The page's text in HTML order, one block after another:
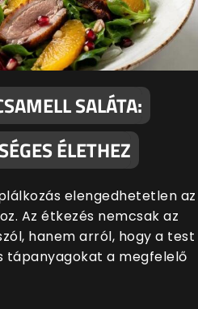
SALÁTA:
ÉLETHEZ
elengedhetetlen az
Az étkezés nemcsak az
hanem arról, hogy a test
tápanyagokat a megfelelő